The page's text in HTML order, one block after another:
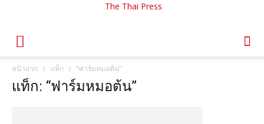
The Thai Press
หน้าแรก แท็ก “ฟาร์มหมอต้น”
แท็ก: “ฟาร์มหมอต้น”